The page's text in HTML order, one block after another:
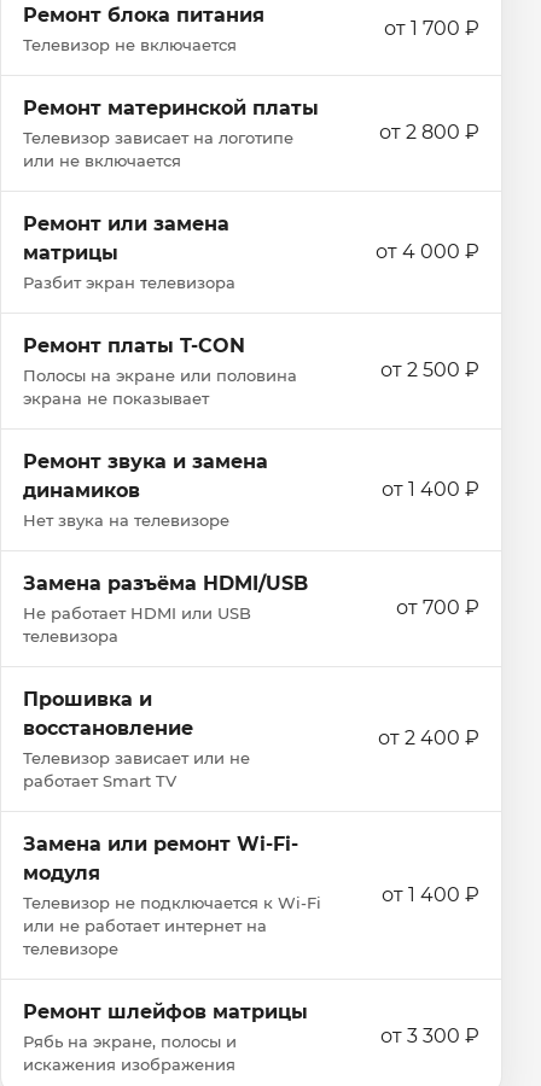
Ремонт блока питания
Телевизор не включается
от 1 700 ₽
Ремонт материнской платы
Телевизор зависает на логотипе
или не включается
от 2 800 ₽
Ремонт или замена
матрицы
Разбит экран телевизора
от 4 000 ₽
Ремонт платы T-CON
Полосы на экране или половина
экрана не показывает
от 2 500 ₽
Ремонт звука и замена
динамиков
Нет звука на телевизоре
от 1 400 ₽
Замена разъёма HDMI/USB
Не работает HDMI или USB
телевизора
от 700 ₽
Прошивка и
восстановление
Телевизор зависает или не
работает Smart TV
от 2 400 ₽
Замена или ремонт Wi‑Fi-
модуля
Телевизор не подключается к Wi‑Fi
или не работает интернет на
телевизоре
от 1 400 ₽
Ремонт шлейфов матрицы
Рябь на экране, полосы и
искажения изображения
от 3 300 ₽